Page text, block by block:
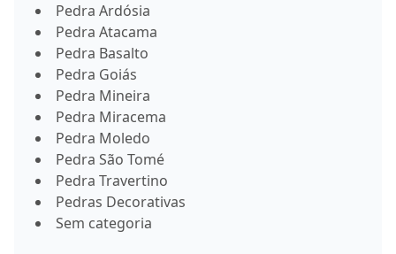
Pedra Ardósia
Pedra Atacama
Pedra Basalto
Pedra Goiás
Pedra Mineira
Pedra Miracema
Pedra Moledo
Pedra São Tomé
Pedra Travertino
Pedras Decorativas
Sem categoria